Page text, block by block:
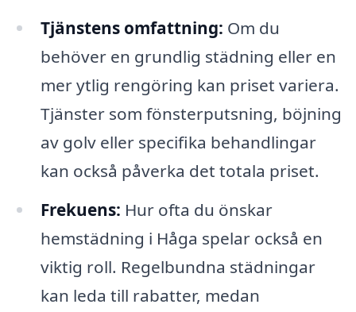
Tjänstens omfattning: Om du
behöver en grundlig städning eller en
mer ytlig rengöring kan priset variera.
Tjänster som fönsterputsning, böjning
av golv eller specifika behandlingar
kan också påverka det totala priset.
Frekuens: Hur ofta du önskar
hemstädning i Håga spelar också en
viktig roll. Regelbundna städningar
kan leda till rabatter, medan